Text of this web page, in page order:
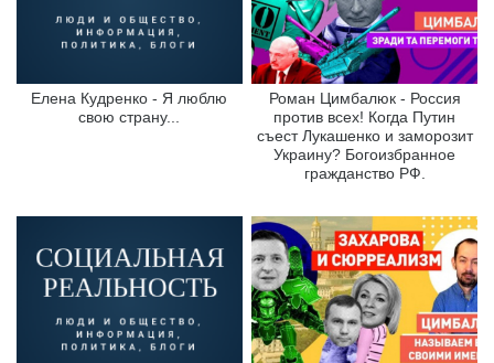
Елена Кудренко - Я люблю
свою страну...
Роман Цимбалюк - Россия
против всех! Когда Путин
съест Лукашенко и заморозит
Украину? Богоизбранное
гражданство РФ.